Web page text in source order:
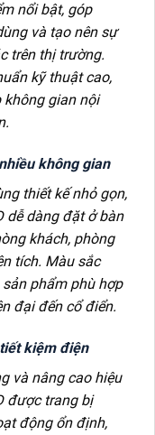
nổi bật, góp
và tạo nên sự
trên thị trường.
kỹ thuật cao,
không gian nội
không gian
thiết kế nhỏ gọn,
dễ dàng đặt ở bàn
khách, phòng
tích. Màu sắc
phẩm phù hợp
đại đến cổ điển.
kiệm điện
và nâng cao hiệu
được trang bị
động ổn định,